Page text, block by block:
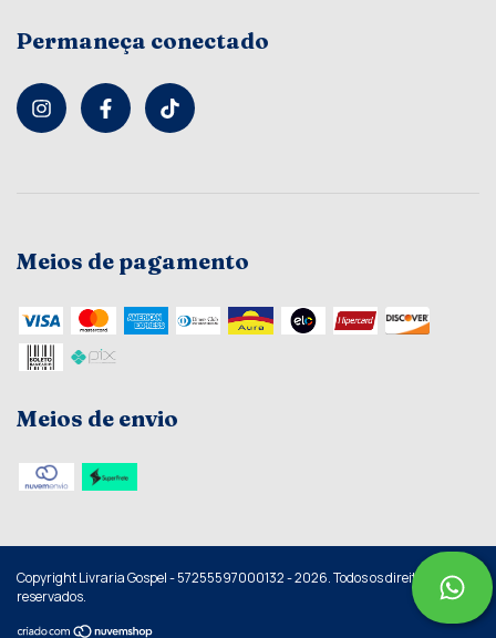
Permaneça conectado
Meios de pagamento
Meios de envio
Copyright Livraria Gospel - 57255597000132 - 2026. Todos os direitos
reservados.